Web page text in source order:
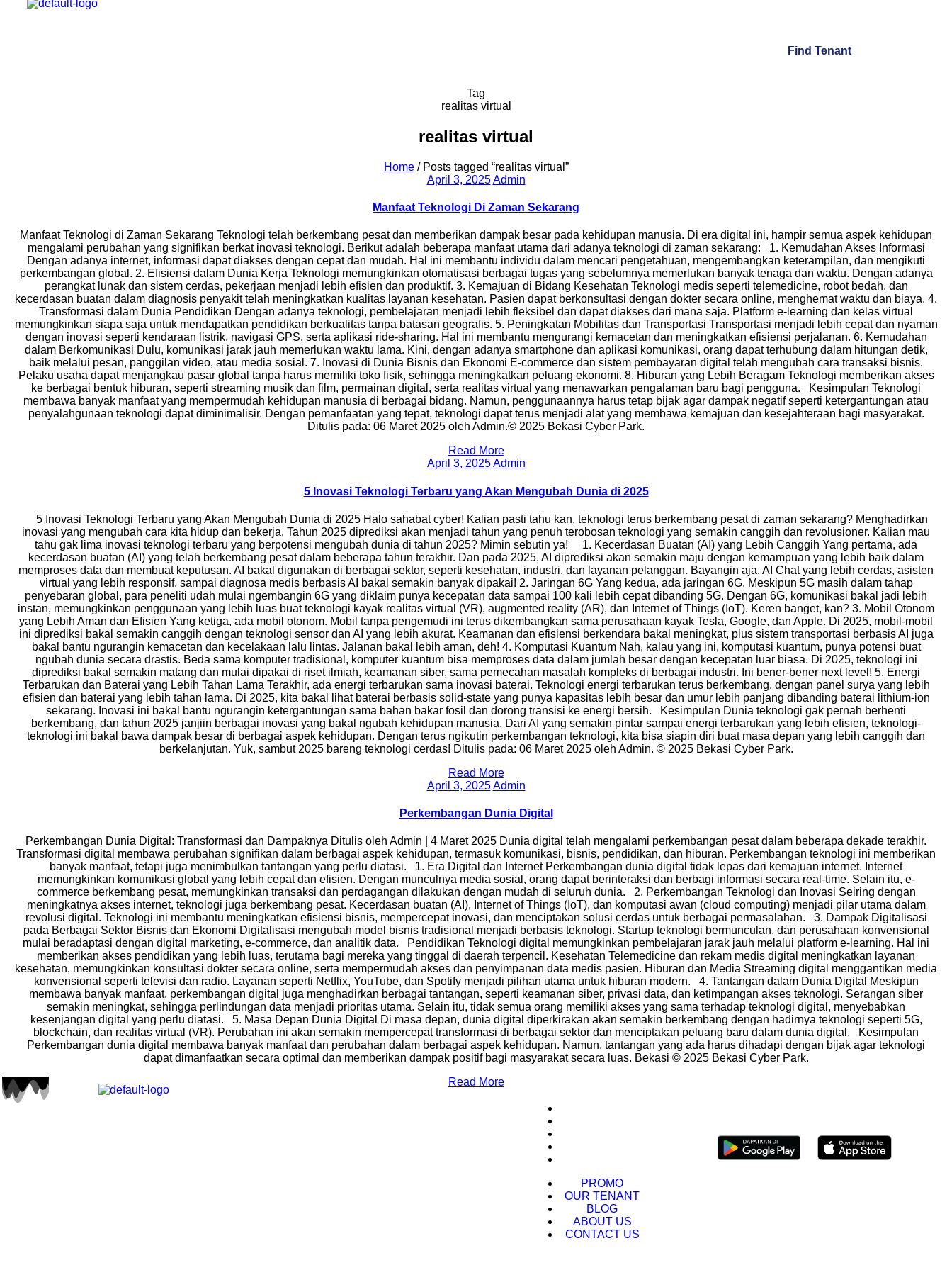
Find Tenant
Tag
realitas virtual
realitas virtual
Home/ Posts tagged “realitas virtual”
March 7, 2025
April 3, 2025 Admin
Manfaat Teknologi Di Zaman Sekarang
Manfaat Teknologi di Zaman Sekarang Teknologi telah berkembang pesat dan memberikan dampak besar pada kehidupan manusia. Di era digital ini, hampir semua aspek kehidupan
mengalami perubahan yang signifikan berkat inovasi teknologi. Berikut adalah beberapa manfaat utama dari adanya teknologi di zaman sekarang: 1. Kemudahan Akses Informasi
Dengan adanya internet, informasi dapat diakses dengan cepat dan mudah. Hal ini membantu individu dalam mencari pengetahuan, mengembangkan keterampilan, dan mengikuti
perkembangan global. 2. Efisiensi dalam Dunia Kerja Teknologi memungkinkan otomatisasi berbagai tugas yang sebelumnya memerlukan banyak tenaga dan waktu. Dengan adanya
perangkat lunak dan sistem cerdas, pekerjaan menjadi lebih efisien dan produktif. 3. Kemajuan di Bidang Kesehatan Teknologi medis seperti telemedicine, robot bedah, dan
kecerdasan buatan dalam diagnosis penyakit telah meningkatkan kualitas layanan kesehatan. Pasien dapat berkonsultasi dengan dokter secara online, menghemat waktu dan biaya. 4.
Transformasi dalam Dunia Pendidikan Dengan adanya teknologi, pembelajaran menjadi lebih fleksibel dan dapat diakses dari mana saja. Platform e-learning dan kelas virtual
memungkinkan siapa saja untuk mendapatkan pendidikan berkualitas tanpa batasan geografis. 5. Peningkatan Mobilitas dan Transportasi Transportasi menjadi lebih cepat dan nyaman
dengan inovasi seperti kendaraan listrik, navigasi GPS, serta aplikasi ride-sharing. Hal ini membantu mengurangi kemacetan dan meningkatkan efisiensi perjalanan. 6. Kemudahan
dalam Berkomunikasi Dulu, komunikasi jarak jauh memerlukan waktu lama. Kini, dengan adanya smartphone dan aplikasi komunikasi, orang dapat terhubung dalam hitungan detik,
baik melalui pesan, panggilan video, atau media sosial. 7. Inovasi di Dunia Bisnis dan Ekonomi E-commerce dan sistem pembayaran digital telah mengubah cara transaksi bisnis.
Pelaku usaha dapat menjangkau pasar global tanpa harus memiliki toko fisik, sehingga meningkatkan peluang ekonomi. 8. Hiburan yang Lebih Beragam Teknologi memberikan akses
ke berbagai bentuk hiburan, seperti streaming musik dan film, permainan digital, serta realitas virtual yang menawarkan pengalaman baru bagi pengguna. Kesimpulan Teknologi
membawa banyak manfaat yang mempermudah kehidupan manusia di berbagai bidang. Namun, penggunaannya harus tetap bijak agar dampak negatif seperti ketergantungan atau
penyalahgunaan teknologi dapat diminimalisir. Dengan pemanfaatan yang tepat, teknologi dapat terus menjadi alat yang membawa kemajuan dan kesejahteraan bagi masyarakat.
Ditulis pada: 06 Maret 2025 oleh Admin.© 2025 Bekasi Cyber Park.
Read More
March 6, 2025
April 3, 2025 Admin
5 Inovasi Teknologi Terbaru yang Akan Mengubah Dunia di 2025
5 Inovasi Teknologi Terbaru yang Akan Mengubah Dunia di 2025 Halo sahabat cyber! Kalian pasti tahu kan, teknologi terus berkembang pesat di zaman sekarang? Menghadirkan
inovasi yang mengubah cara kita hidup dan bekerja. Tahun 2025 diprediksi akan menjadi tahun yang penuh terobosan teknologi yang semakin canggih dan revolusioner. Kalian mau
tahu gak lima inovasi teknologi terbaru yang berpotensi mengubah dunia di tahun 2025? Mimin sebutin ya! 1. Kecerdasan Buatan (AI) yang Lebih Canggih Yang pertama, ada
kecerdasan buatan (AI) yang telah berkembang pesat dalam beberapa tahun terakhir. Dan pada 2025, AI diprediksi akan semakin maju dengan kemampuan yang lebih baik dalam
memproses data dan membuat keputusan. AI bakal digunakan di berbagai sektor, seperti kesehatan, industri, dan layanan pelanggan. Bayangin aja, AI Chat yang lebih cerdas, asisten
virtual yang lebih responsif, sampai diagnosa medis berbasis AI bakal semakin banyak dipakai! 2. Jaringan 6G Yang kedua, ada jaringan 6G. Meskipun 5G masih dalam tahap
penyebaran global, para peneliti udah mulai ngembangin 6G yang diklaim punya kecepatan data sampai 100 kali lebih cepat dibanding 5G. Dengan 6G, komunikasi bakal jadi lebih
instan, memungkinkan penggunaan yang lebih luas buat teknologi kayak realitas virtual (VR), augmented reality (AR), dan Internet of Things (IoT). Keren banget, kan? 3. Mobil Otonom
yang Lebih Aman dan Efisien Yang ketiga, ada mobil otonom. Mobil tanpa pengemudi ini terus dikembangkan sama perusahaan kayak Tesla, Google, dan Apple. Di 2025, mobil-mobil
ini diprediksi bakal semakin canggih dengan teknologi sensor dan AI yang lebih akurat. Keamanan dan efisiensi berkendara bakal meningkat, plus sistem transportasi berbasis AI juga
bakal bantu ngurangin kemacetan dan kecelakaan lalu lintas. Jalanan bakal lebih aman, deh! 4. Komputasi Kuantum Nah, kalau yang ini, komputasi kuantum, punya potensi buat
ngubah dunia secara drastis. Beda sama komputer tradisional, komputer kuantum bisa memproses data dalam jumlah besar dengan kecepatan luar biasa. Di 2025, teknologi ini
diprediksi bakal semakin matang dan mulai dipakai di riset ilmiah, keamanan siber, sama pemecahan masalah kompleks di berbagai industri. Ini bener-bener next level! 5. Energi
Terbarukan dan Baterai yang Lebih Tahan Lama Terakhir, ada energi terbarukan sama inovasi baterai. Teknologi energi terbarukan terus berkembang, dengan panel surya yang lebih
efisien dan baterai yang lebih tahan lama. Di 2025, kita bakal lihat baterai berbasis solid-state yang punya kapasitas lebih besar dan umur lebih panjang dibanding baterai lithium-ion
sekarang. Inovasi ini bakal bantu ngurangin ketergantungan sama bahan bakar fosil dan dorong transisi ke energi bersih. Kesimpulan Dunia teknologi gak pernah berhenti
berkembang, dan tahun 2025 janjiin berbagai inovasi yang bakal ngubah kehidupan manusia. Dari AI yang semakin pintar sampai energi terbarukan yang lebih efisien, teknologi-
teknologi ini bakal bawa dampak besar di berbagai aspek kehidupan. Dengan terus ngikutin perkembangan teknologi, kita bisa siapin diri buat masa depan yang lebih canggih dan
berkelanjutan. Yuk, sambut 2025 bareng teknologi cerdas! Ditulis pada: 06 Maret 2025 oleh Admin. © 2025 Bekasi Cyber Park.
Read More
March 4, 2025
April 3, 2025 Admin
Perkembangan Dunia Digital
Perkembangan Dunia Digital: Transformasi dan Dampaknya Ditulis oleh Admin | 4 Maret 2025 Dunia digital telah mengalami perkembangan pesat dalam beberapa dekade terakhir.
Transformasi digital membawa perubahan signifikan dalam berbagai aspek kehidupan, termasuk komunikasi, bisnis, pendidikan, dan hiburan. Perkembangan teknologi ini memberikan
banyak manfaat, tetapi juga menimbulkan tantangan yang perlu diatasi. 1. Era Digital dan Internet Perkembangan dunia digital tidak lepas dari kemajuan internet. Internet
memungkinkan komunikasi global yang lebih cepat dan efisien. Dengan munculnya media sosial, orang dapat berinteraksi dan berbagi informasi secara real-time. Selain itu, e-
commerce berkembang pesat, memungkinkan transaksi dan perdagangan dilakukan dengan mudah di seluruh dunia. 2. Perkembangan Teknologi dan Inovasi Seiring dengan
meningkatnya akses internet, teknologi juga berkembang pesat. Kecerdasan buatan (AI), Internet of Things (IoT), dan komputasi awan (cloud computing) menjadi pilar utama dalam
revolusi digital. Teknologi ini membantu meningkatkan efisiensi bisnis, mempercepat inovasi, dan menciptakan solusi cerdas untuk berbagai permasalahan. 3. Dampak Digitalisasi
pada Berbagai Sektor Bisnis dan Ekonomi Digitalisasi mengubah model bisnis tradisional menjadi berbasis teknologi. Startup teknologi bermunculan, dan perusahaan konvensional
mulai beradaptasi dengan digital marketing, e-commerce, dan analitik data. Pendidikan Teknologi digital memungkinkan pembelajaran jarak jauh melalui platform e-learning. Hal ini
memberikan akses pendidikan yang lebih luas, terutama bagi mereka yang tinggal di daerah terpencil. Kesehatan Telemedicine dan rekam medis digital meningkatkan layanan
kesehatan, memungkinkan konsultasi dokter secara online, serta mempermudah akses dan penyimpanan data medis pasien. Hiburan dan Media Streaming digital menggantikan media
konvensional seperti televisi dan radio. Layanan seperti Netflix, YouTube, dan Spotify menjadi pilihan utama untuk hiburan modern. 4. Tantangan dalam Dunia Digital Meskipun
membawa banyak manfaat, perkembangan digital juga menghadirkan berbagai tantangan, seperti keamanan siber, privasi data, dan ketimpangan akses teknologi. Serangan siber
semakin meningkat, sehingga perlindungan data menjadi prioritas utama. Selain itu, tidak semua orang memiliki akses yang sama terhadap teknologi digital, menyebabkan
kesenjangan digital yang perlu diatasi. 5. Masa Depan Dunia Digital Di masa depan, dunia digital diperkirakan akan semakin berkembang dengan hadirnya teknologi seperti 5G,
blockchain, dan realitas virtual (VR). Perubahan ini akan semakin mempercepat transformasi di berbagai sektor dan menciptakan peluang baru dalam dunia digital. Kesimpulan
Perkembangan dunia digital membawa banyak manfaat dan perubahan dalam berbagai aspek kehidupan. Namun, tantangan yang ada harus dihadapi dengan bijak agar teknologi
dapat dimanfaatkan secara optimal dan memberikan dampak positif bagi masyarakat secara luas. Bekasi © 2025 Bekasi Cyber Park.
Read More
PROMO
OUR TENANT
BLOG
ABOUT US
CONTACT US